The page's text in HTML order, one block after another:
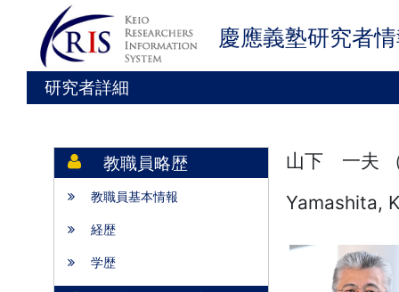
慶應義塾研究者
研究者詳細
教職員略歴
教職員基本情報
経歴
学歴
山下 一夫
Yamashita,